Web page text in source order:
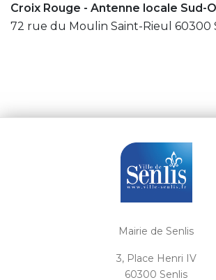
Croix Rouge - Antenne locale Sud-
72 rue du Moulin Saint-Rieul 60300
Mairie de Senlis
3, Place Henri IV
60300 Senlis